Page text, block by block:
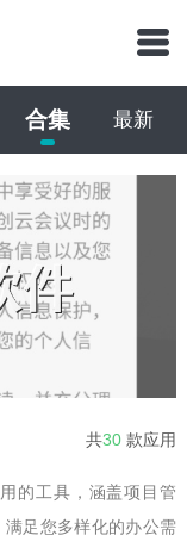
合集 最新
共30 款应用
的工具，涵盖项目管
足您多样化的办公需